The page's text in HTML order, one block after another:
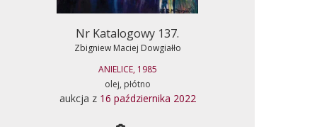
Nr Katalogowy 137.
Zbigniew Maciej Dowgiałło
ANIELICE, 1985
olej, płótno
aukcja z 16 października 2022